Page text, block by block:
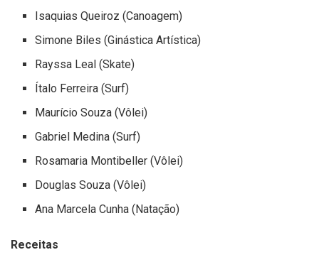
Isaquias Queiroz (Canoagem)
Simone Biles (Ginástica Artística)
Rayssa Leal (Skate)
Ítalo Ferreira (Surf)
Maurício Souza (Vôlei)
Gabriel Medina (Surf)
Rosamaria Montibeller (Vôlei)
Douglas Souza (Vôlei)
Ana Marcela Cunha (Natação)
Receitas